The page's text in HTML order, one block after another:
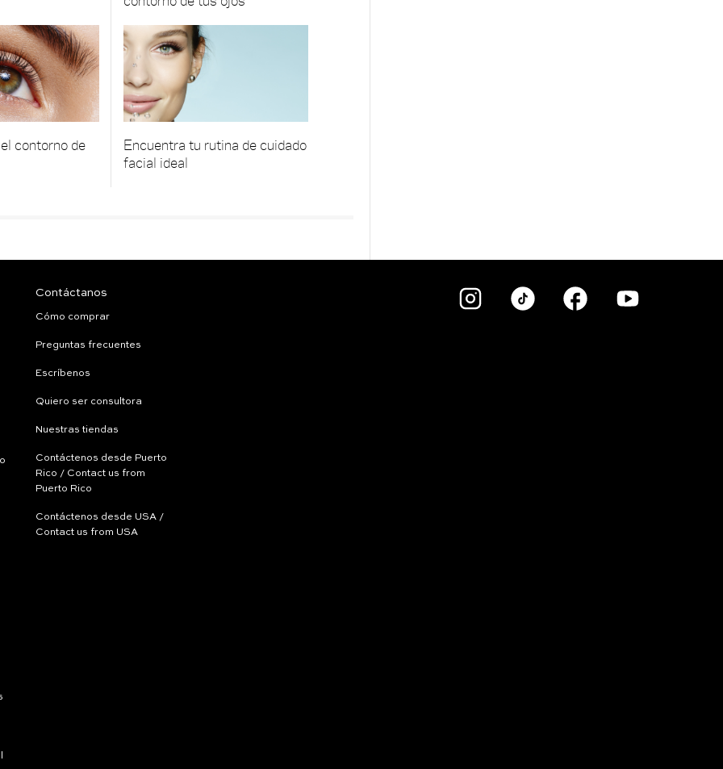
contorno de
Encuentra tu rutina de cuidado
facial ideal
Contáctanos
Cómo comprar
Preguntas frecuentes
Escríbenos
Quiero ser consultora
Nuestras tiendas
Contáctenos desde Puerto
Rico / Contact us from
Puerto Rico
Contáctenos desde USA /
Contact us from USA